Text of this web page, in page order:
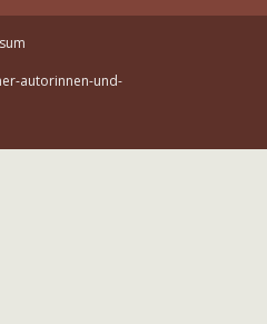
autorinnen-und-